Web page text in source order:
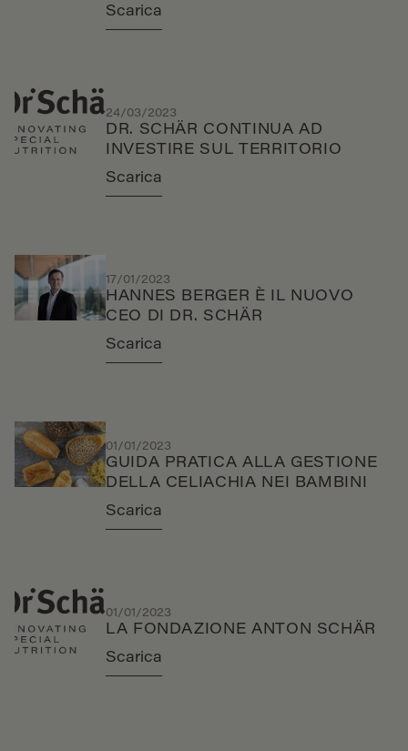
Scarica
24/03/2023
DR. SCHÄR CONTINUA AD
INVESTIRE SUL TERRITORIO
Scarica
17/01/2023
HANNES BERGER È IL NUOVO
CEO DI DR. SCHÄR
Scarica
01/01/2023
GUIDA PRATICA ALLA GESTIONE
DELLA CELIACHIA NEI BAMBINI
Scarica
01/01/2023
LA FONDAZIONE ANTON SCHÄR
Scarica